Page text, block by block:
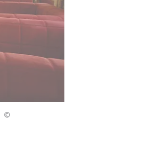
©